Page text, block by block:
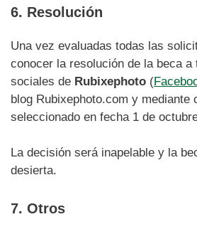
6. Resolución
Una vez evaluadas todas las
conocer la resolución de la beca a
sociales de Rubixephoto (
blog Rubixephoto.com y mediante
seleccionado en fecha 1 de
La decisión será inapelable y la
desierta.
7. Otros